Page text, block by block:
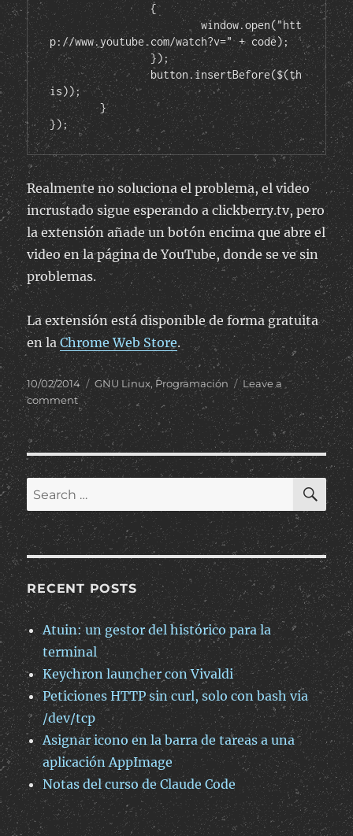
		{
			window.open("htt
p://www.youtube.com/watch?v=" + code);
		});
		button.insertBefore($(th
is));
	}
});
Realmente no soluciona el problema, el video
incrustado sigue esperando a clickberry.tv, pero
la extensión añade un botón encima que abre el
video en la página de YouTube, donde se ve sin
problemas.
La extensión está disponible de forma gratuita
en laChrome Web Store.
Posted
on
10/02/2014 Categories
GNU Linux, Programación
Leave a
commenton
Extensión
Google
Chrome
para
videos
de
YouTube
que
se
cuelgan
esperando
a
clickberry.tv
Search
for:
RECENT POSTS
Atuin: un gestor del histórico para la
terminal
Keychron launcher con Vivaldi
Peticiones HTTP sin curl, solo con bash via
/dev/tcp
Asignar icono en la barra de tareas a una
aplicación AppImage
Notas del curso de Claude Code